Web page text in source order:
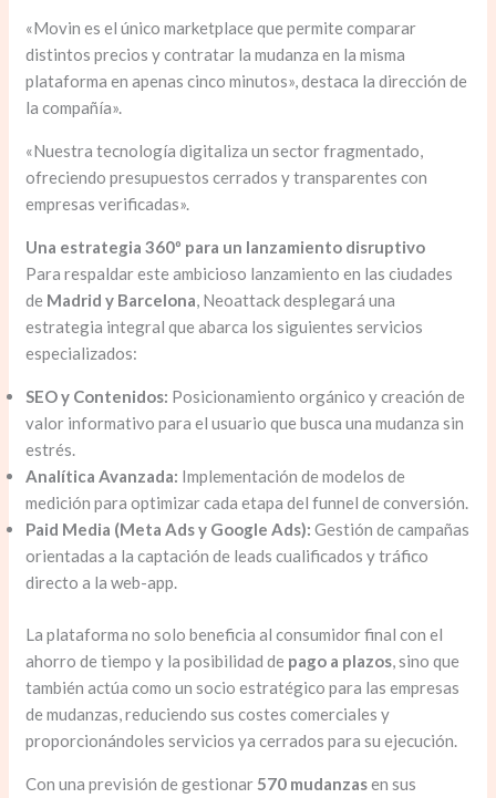
«Movin es el único marketplace que permite comparar
distintos precios y contratar la mudanza en la misma
plataforma en apenas cinco minutos», destaca la dirección de
la compañía».
«Nuestra tecnología digitaliza un sector fragmentado,
ofreciendo presupuestos cerrados y transparentes con
empresas verificadas».
Una estrategia 360º para un lanzamiento disruptivo
Para respaldar este ambicioso lanzamiento en las ciudades
de Madrid y Barcelona, Neoattack desplegará una
estrategia integral que abarca los siguientes servicios
especializados:
SEO y Contenidos: Posicionamiento orgánico y creación de
valor informativo para el usuario que busca una mudanza sin
estrés.
Analítica Avanzada: Implementación de modelos de
medición para optimizar cada etapa del funnel de conversión.
Paid Media (Meta Ads y Google Ads): Gestión de campañas
orientadas a la captación de leads cualificados y tráfico
directo a la web-app.
La plataforma no solo beneficia al consumidor final con el
ahorro de tiempo y la posibilidad de pago a plazos, sino que
también actúa como un socio estratégico para las empresas
de mudanzas, reduciendo sus costes comerciales y
proporcionándoles servicios ya cerrados para su ejecución.
Con una previsión de gestionar 570 mudanzasen sus